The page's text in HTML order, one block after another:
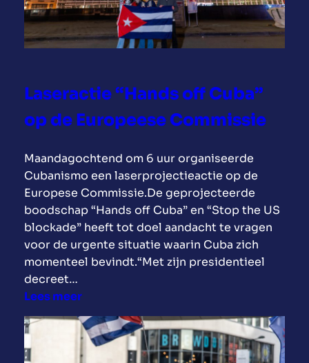
f
–
D
e
l
g
s
c
h
e
a
m
b
s
a
d
Laseractie “Hands off Cuba”
op de Europeese Commissie
Maandagochtend om 6 uur organiseerde
Cubanismo een laserprojectieactie op de
Europese Commissie.De geprojecteerde
boodschap “Hands off Cuba” en “Stop the US
blockade” heeft tot doel aandacht te vragen
voor de urgente situatie waarin Cuba zich
momenteel bevindt.“Met zijn presidentieel
decreet…
Lees meer:
L
a